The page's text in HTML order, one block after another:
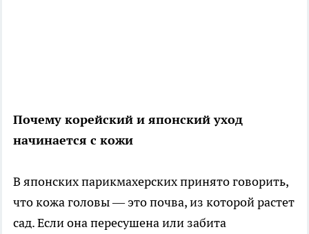
Почему корейский и японский уход
начинается с кожи
В японских парикмахерских принято говорить,
что кожа головы — это почва, из которой растет
сад. Если она пересушена или забита